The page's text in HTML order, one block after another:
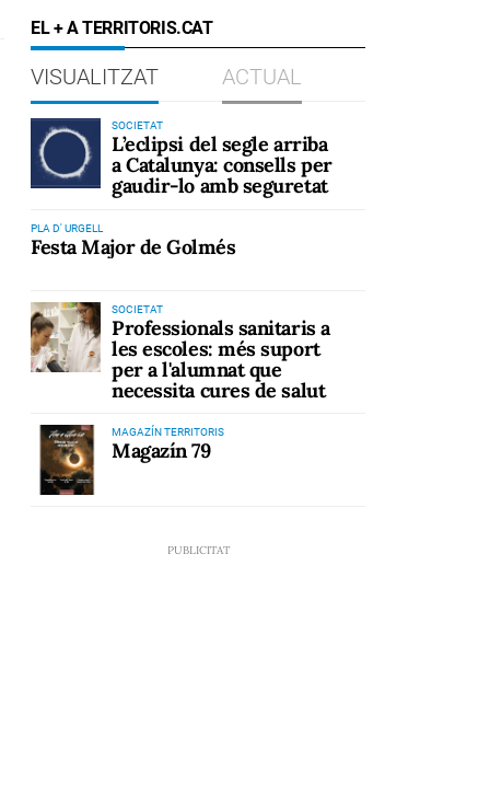
EL + A TERRITORIS.CAT
VISUALITZAT ACTUAL
SOCIETAT
L’eclipsi del segle arriba
a Catalunya: consells per
gaudir-lo amb seguretat
PLA D' URGELL
Festa Major de Golmés
SOCIETAT
Professionals sanitaris a
les escoles: més suport
per a l'alumnat que
necessita cures de salut
MAGAZÍN TERRITORIS
Magazín 79